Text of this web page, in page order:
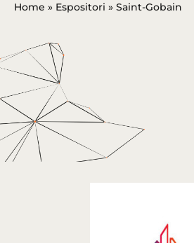
Home » Espositori » Saint-Gobain